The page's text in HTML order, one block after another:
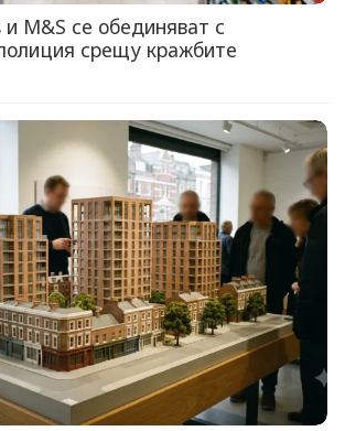
M&S се обединяват с
срещу кражбите